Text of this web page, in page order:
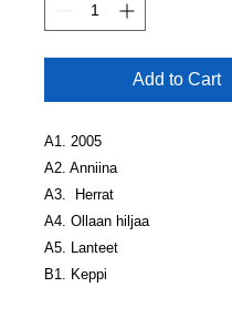
Add to Cart
A1. 2005
A2. Anniina
A3. Herrat
A4. Ollaan hiljaa
A5. Lanteet
B1. Keppi